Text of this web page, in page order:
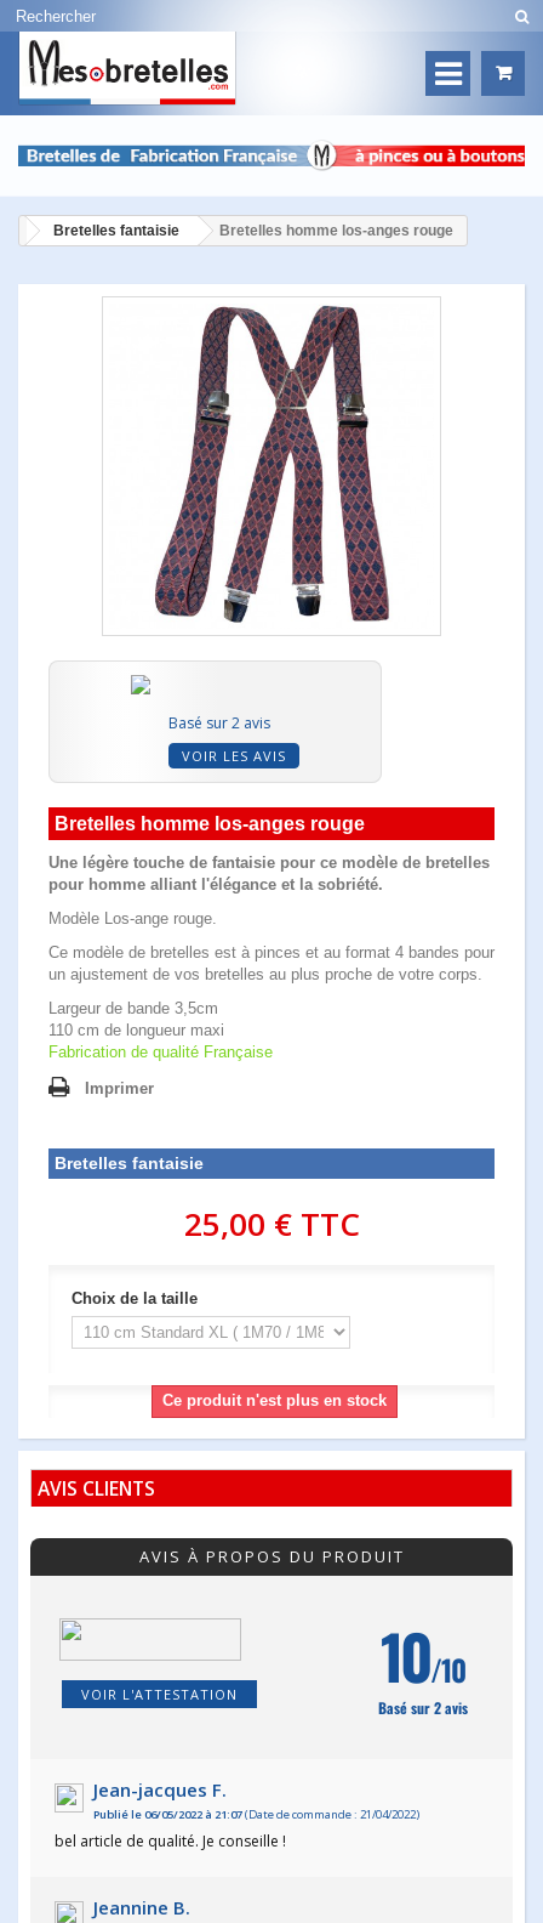
Bretelles fantaisie Bretelles homme los-anges rouge
Basé sur 2 avis
VOIR LES AVIS
Bretelles homme los-anges rouge
Une légère touche de fantaisie pour ce modèle de bretelles
pour homme alliant l'élégance et la sobriété.
Modèle Los-ange rouge.
Ce modèle de bretelles est à pinces et au format 4 bandes pour
un ajustement de vos bretelles au plus proche de votre corps.
Largeur de bande 3,5cm
110 cm de longueur maxi
Fabrication de qualité Française
Imprimer
Bretelles fantaisie
25,00 €TTC
Choix de la taille
Ce produit n'est plus en stock
AVIS CLIENTS
AVIS À PROPOS DU PRODUIT
VOIR L'ATTESTATION 10/10
Basé sur 2 avis
Jean-jacques F.
Publié le 06/05/2022 à 21:07(Date de commande : 21/04/2022)
bel article de qualité. Je conseille !
Jeannine B.